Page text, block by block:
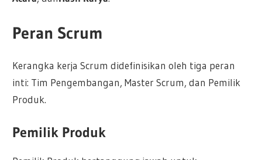
Peran Scrum
Kerangka kerja Scrum didefinisikan oleh tiga peran
inti: Tim Pengembangan, Master Scrum, dan Pemilik
Produk.
Pemilik Produk